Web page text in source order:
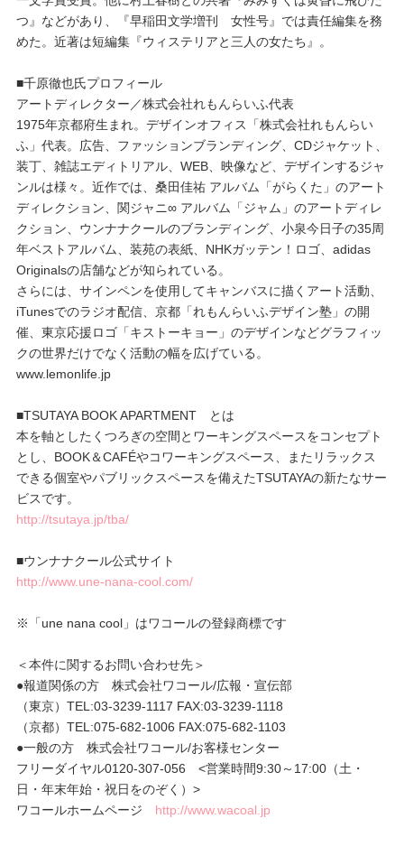
つ』などがあり、『早稲田文学増刊 女性号』では責任編集を務
めた。近著は短編集『ウィステリアと三人の女たち』。
■千原徹也氏プロフィール
アートディレクター／株式会社れもんらいふ代表
1975年京都府生まれ。デザインオフィス「株式会社れもんらい
ふ」代表。広告、ファッションブランディング、CDジャケット、
装丁、雑誌エディトリアル、WEB、映像など、デザインするジャ
ンルは様々。近作では、桑田佳祐 アルバム「がらくた」のアート
ディレクション、関ジャニ∞ アルバム「ジャム」のアートディレ
クション、ウンナナクールのブランディング、小泉今日子の35周
年ベストアルバム、装苑の表紙、NHKガッテン！ロゴ、adidas
Originalsの店舗などが知られている。
さらには、サインペンを使用してキャンバスに描くアート活動、
iTunesでのラジオ配信、京都「れもんらいふデザイン塾」の開
催、東京応援ロゴ「キストーキョー」のデザインなどグラフィッ
クの世界だけでなく活動の幅を広げている。
www.lemonlife.jp
■TSUTAYA BOOK APARTMENT とは
本を軸としたくつろぎの空間とワーキングスペースをコンセプト
とし、BOOK＆CAFÉやコワーキングスペース、またリラックス
できる個室やパブリックスペースを備えたTSUTAYAの新たなサー
ビスです。
http://tsutaya.jp/tba/
■ウンナナクール公式サイト
http://www.une-nana-cool.com/
※「une nana cool」はワコールの登録商標です
＜本件に関するお問い合わせ先＞
●報道関係の方 株式会社ワコール/広報・宣伝部
（東京）TEL:03-3239-1117 FAX:03-3239-1118
（京都）TEL:075-682-1006 FAX:075-682-1103
●一般の方 株式会社ワコール/お客様センター
フリーダイヤル0120-307-056 <営業時間9:30～17:00（土・
日・年末年始・祝日をのぞく）>
ワコールホームページ http://www.wacoal.jp